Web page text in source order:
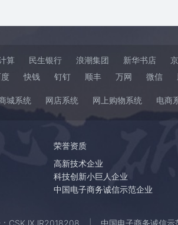
算 民生银行 浪潮集团 新华书店
快钱 钉钉 顺丰 万网 微信
城系统 网店系统 网上购物系统 电商
荣誉资质
高新技术企业
科技创新小巨人企业
中国电子商务诚信示范企业
CSKJXJR2018208 中国电子商务诚信示